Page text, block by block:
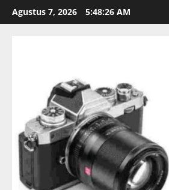
Agustus 7, 2026 5:48:27 AM